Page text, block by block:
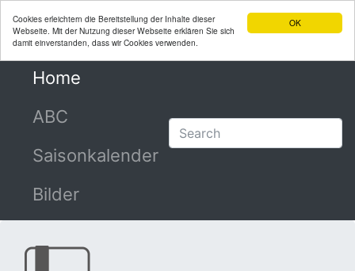
OK
Cookies erleichtern die Bereitstellung der Inhalte dieser
Webseite. Mit der Nutzung dieser Webseite erklären Sie sich
damit einverstanden, dass wir Cookies verwenden.
Home
ABC
Saisonkalender
Bilder